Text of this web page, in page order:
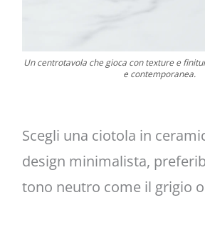
Un centrotavola che gioca con texture e
e contemporanea.
Scegli una ciotola in
design minimalista,
tono neutro come il grigio